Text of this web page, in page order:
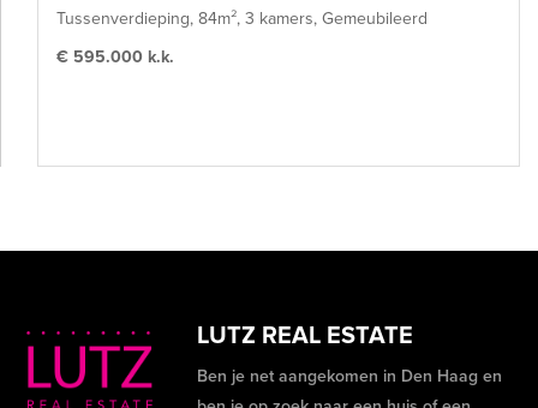
Tussenverdieping, 84m², 3 kamers, Gemeubileerd
€ 595.000 k.k.
LUTZ REAL ESTATE
Ben je net aangekomen in Den Haag en